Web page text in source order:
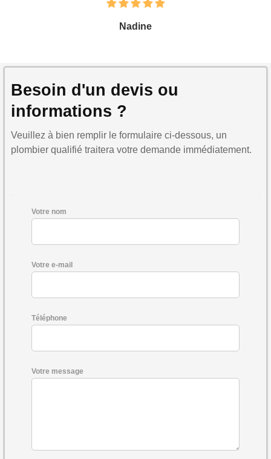
Nadine
Besoin d'un devis ou
informations ?
Veuillez à bien remplir le formulaire ci-dessous, un
plombier qualifié traitera votre demande immédiatement.
Votre nom
Votre e-mail
Téléphone
Votre message